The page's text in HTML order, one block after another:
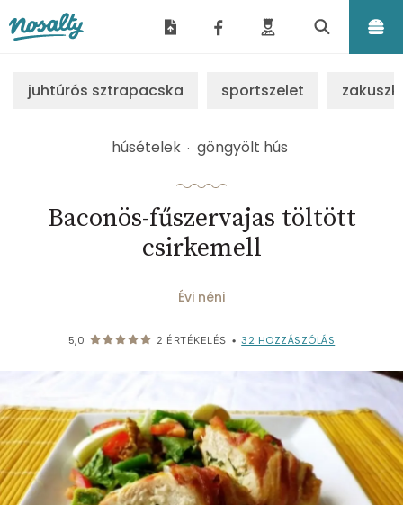
juhtúrós sztrapacska sportszelet
húsételek göngyölt hús
Baconös-fűszervajas töltött
csirkemell
Évi néni
5,0 2 ÉRTÉKELÉS • 32 HOZZÁSZÓLÁS